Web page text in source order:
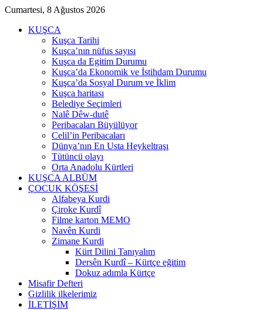
Cumartesi, 8 Ağustos 2026
KUŞCA
Kuşca Tarihi
Kuşca’nın nüfus sayısı
Kuşca da Egitim Durumu
Kuşca’da Ekonomik ve İstihdam Durumu
Kuşca’da Sosyal Durum ve İklim
Kuşca haritası
Belediye Seçimleri
Nalê Dêw-dutê
Peribacaları Büyülüyor
Celil’in Peribacaları
Dünya’nın En Usta Heykeltraşı
Tütüncü olayı
Orta Anadolu Kürtleri
KUŞCA ALBÜM
ÇOCUK KÖŞESİ
Alfabeya Kurdi
Çiroke Kurdî
Filme karton MEMO
Navên Kurdi
Zimane Kurdi
Kürt Dilini Tanıyalım
Dersên Kurdî – Kürtçe eğitim
Dokuz adımla Kürtçe
Misafir Defteri
Gizlilik ilkelerimiz
İLETİŞİM